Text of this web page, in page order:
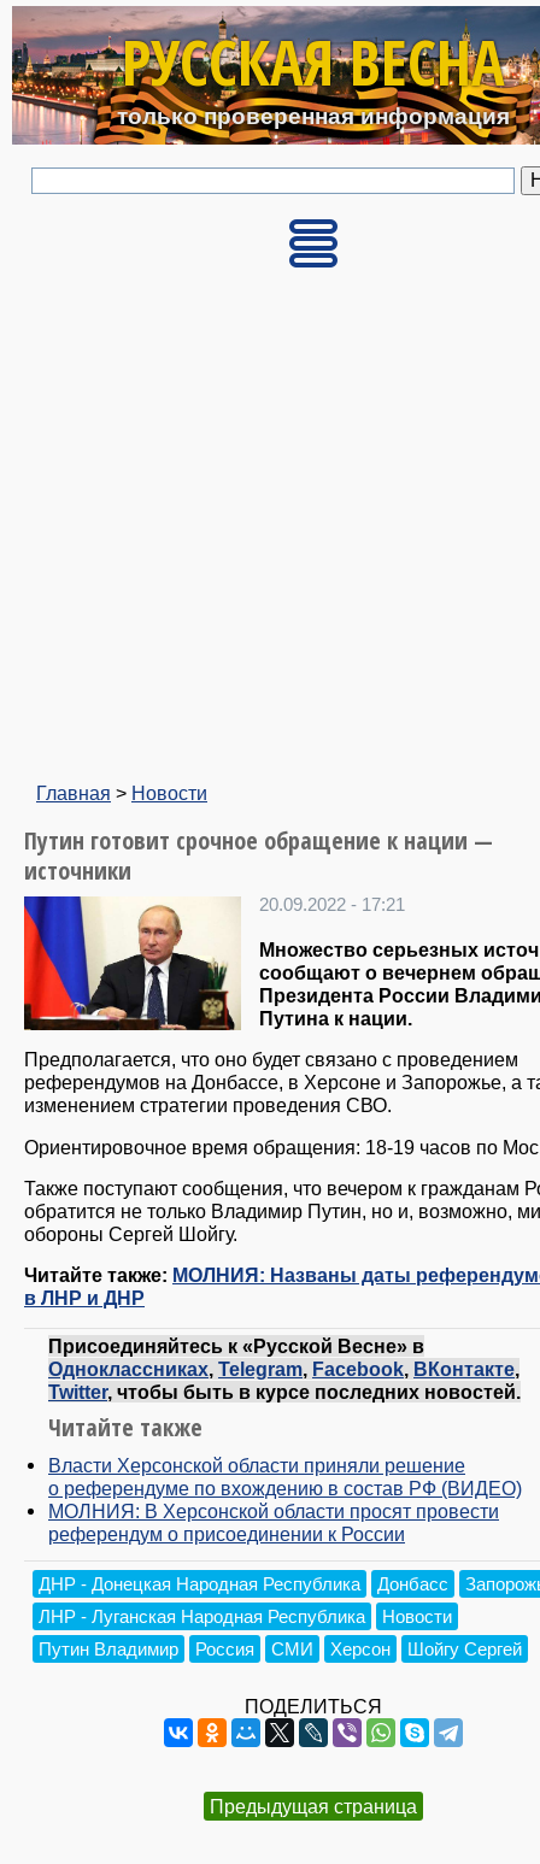
Перейти к основному
РУССКАЯ ВЕСНА
только проверенная информация
Главная > Новости
Путин готовит срочное обращение к нации —
источники
20.09.2022 - 17:21
Множество серьезных
сообщают о вечернем
Президента России
Путина к нации.
Предполагается, что оно будет связано с проведением
референдумов на Донбассе, в Херсоне и Запорожье, а
изменением стратегии проведения СВО.
Ориентировочное время обращения: 18-19 часов по
Также поступают сообщения, что вечером к гражданам
обратится не только Владимир Путин, но и, возможно,
обороны Сергей Шойгу.
Читайте также: МОЛНИЯ: Названы даты
в ЛНР и ДНР
Присоединяйтесь к «Русской Весне» в
Одноклассниках, Telegram, Facebook, ВКонтакте,
Twitter, чтобы быть в курсе последних новостей.
Читайте также
Власти Херсонской области приняли решение
о референдуме по вхождению в состав РФ (ВИДЕО)
МОЛНИЯ: В Херсонской области просят провести
референдум о присоединении к России
ДНР - Донецкая Народная Республика Донбасс
ЛНР - Луганская Народная Республика
Новости
Путин Владимир
Россия СМИ Херсон Шойгу Сергей
ПОДЕЛИТЬСЯ
Предыдущая страница